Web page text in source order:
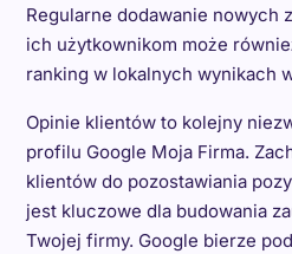
Regularne dodawanie nowych
ich użytkownikom może
ranking w lokalnych wynikach
Opinie klientów to kolejny
profilu Google Moja Firma.
klientów do pozostawiania
jest kluczowe dla budowania
Twojej firmy. Google bierze